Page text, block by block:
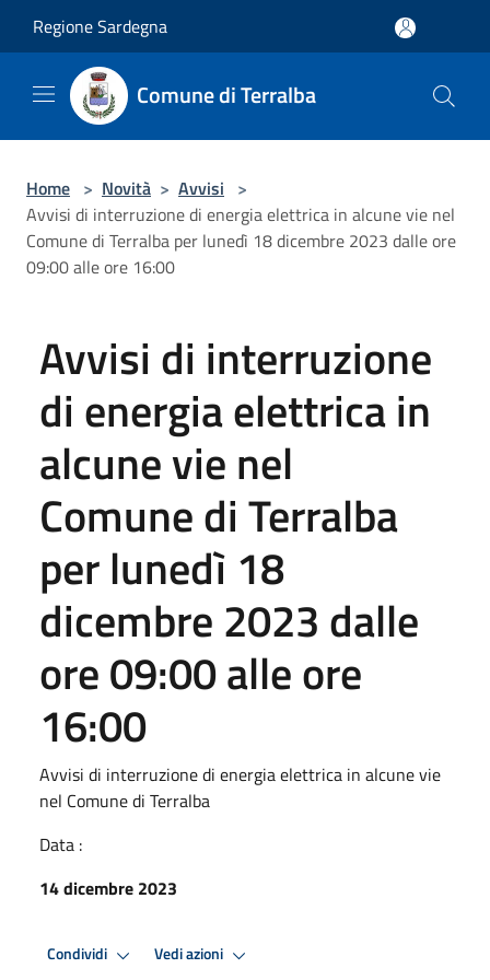
Regione Sardegna
Comune di Terralba
Home > Novità > Avvisi >
Avvisi di interruzione di energia elettrica in alcune vie nel
Comune di Terralba per lunedì 18 dicembre 2023 dalle ore
09:00 alle ore 16:00
Avvisi di interruzione
di energia elettrica in
alcune vie nel
Comune di Terralba
per lunedì 18
dicembre 2023 dalle
ore 09:00 alle ore
16:00
Avvisi di interruzione di energia elettrica in alcune vie
nel Comune di Terralba
Data :
14 dicembre 2023
Condividi Vedi azioni